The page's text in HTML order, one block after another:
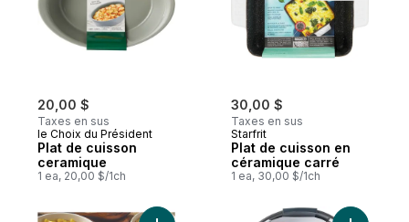
20,00 $
Taxes en sus
le Choix du Président
Plat de cuisson
ceramique
1 ea, 20,00 $/1ch
30,00 $
Taxes en sus
Starfrit
Plat de cuisson en
céramique carré
1 ea, 30,00 $/1ch